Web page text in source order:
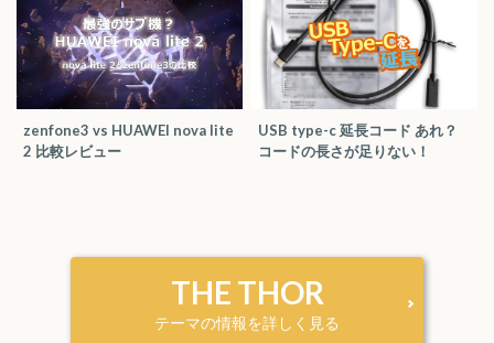
zenfone3 vs HUAWEI nova lite
2 比較レビュー
USB type-c 延長コード あれ？
コードの長さが足りない！
THE THOR
テーマの情報を詳しく見る